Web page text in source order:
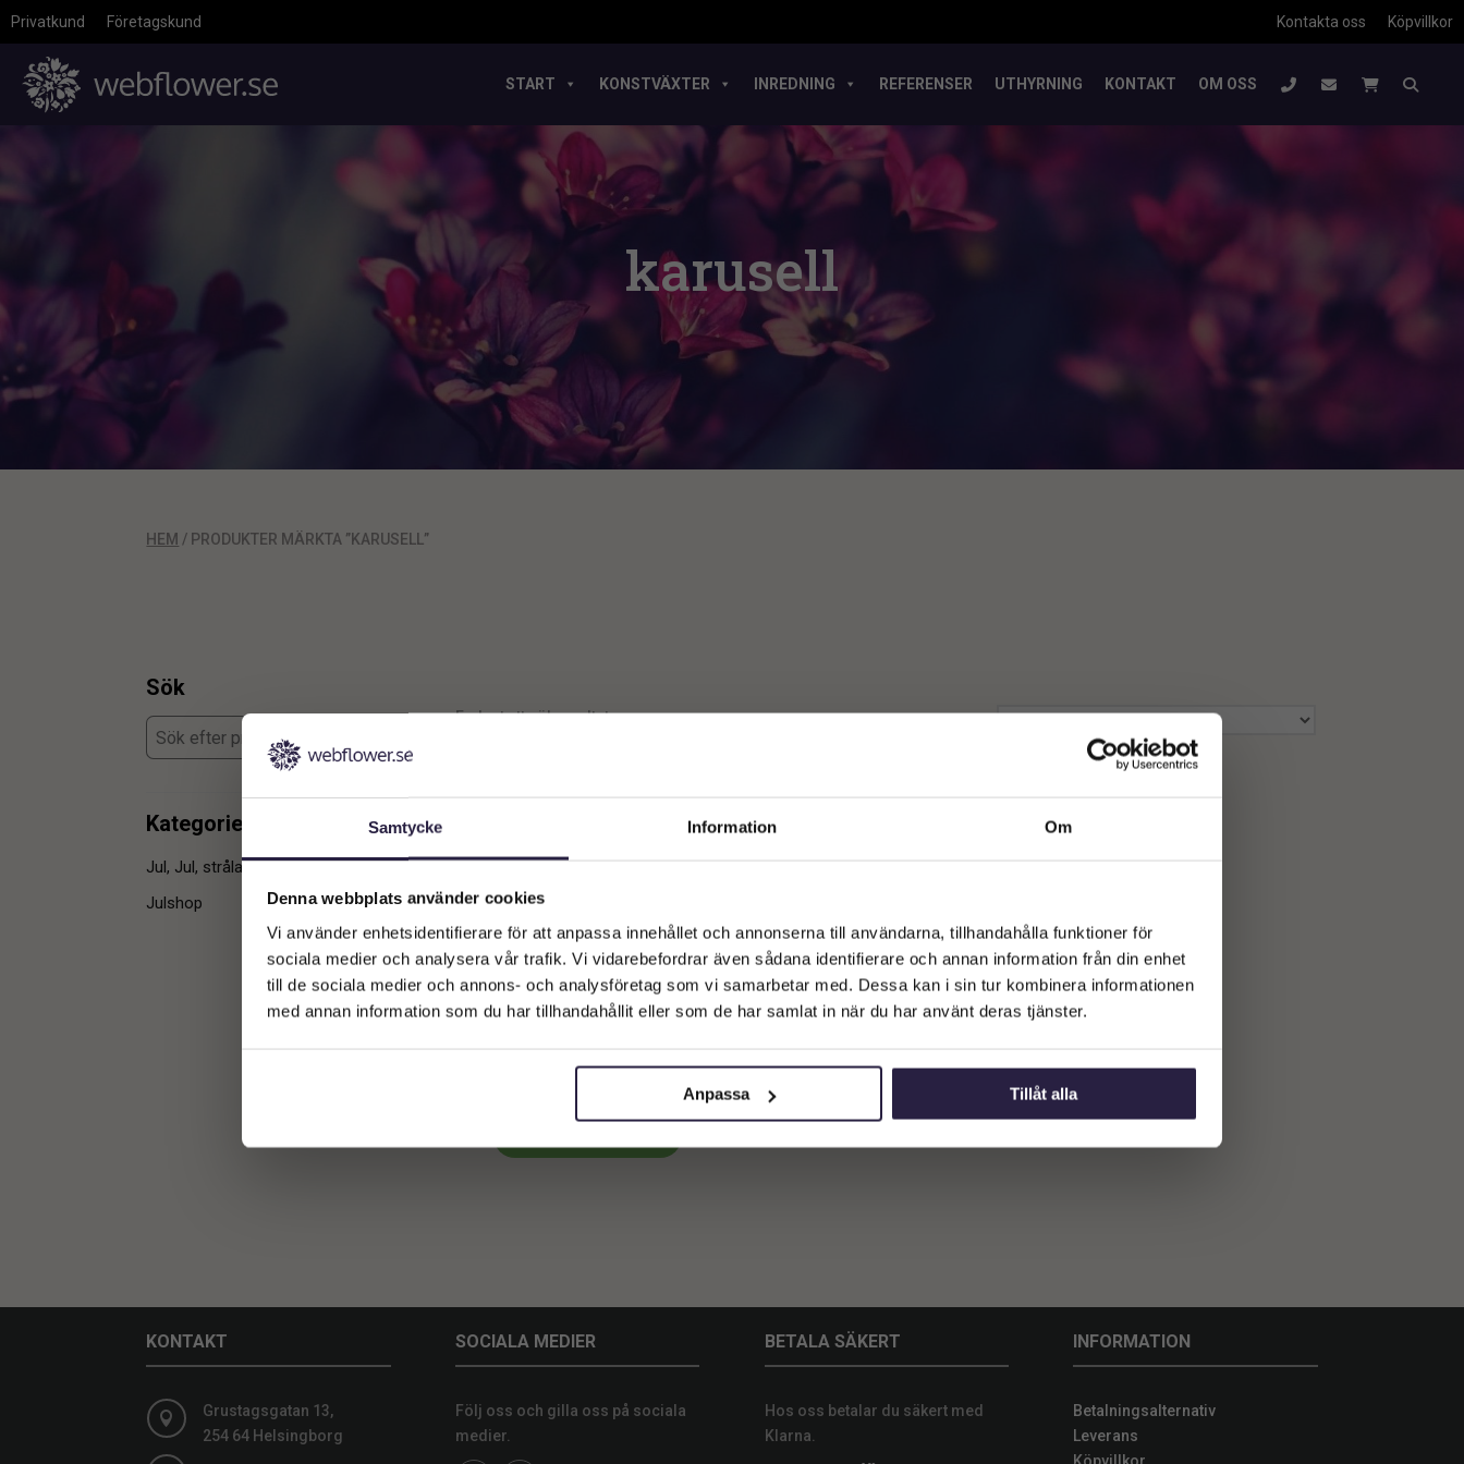
Samtycke Information Om
Denna webbplats använder cookies
Vi använder enhetsidentifierare för att anpassa innehållet och annonserna till användarna, tillhandahålla funktioner för
sociala medier och analysera vår trafik. Vi vidarebefordrar även sådana identifierare och annan information från din enhet
till de sociala medier och annons- och analysföretag som vi samarbetar med. Dessa kan i sin tur kombinera informationen
med annan information som du har tillhandahållit eller som de har samlat in när du har använt deras tjänster.
Anpassa Tillåt alla
Privatkund Företagskund Köpvillkor
Kontakta oss
START KONSTVÄXTER INREDNING REFERENSER UTHYRNING KONTAKT OM OSS
karusell
HEM / PRODUKTER MÄRKTA ”KARUSELL”
Sök
Kategorier
Jul, Jul, strålande jul
1
Julshop
1
Endast ett sökresultat
12x21cm
599kr
KONTAKT

Grustagsgatan 13,
254 64 Helsingborg
SOCIALA MEDIER
Följ oss och gilla oss på sociala
medier.
BETALA SÄKERT
Hos oss betalar du säkert med
Klarna.
INFORMATION
Betalningsalternativ
Leverans
Välkommen till Webflower
Vilken typ av kund är du? Du kan alltid justera ditt val längst upp
Företagskund (exkl. moms)